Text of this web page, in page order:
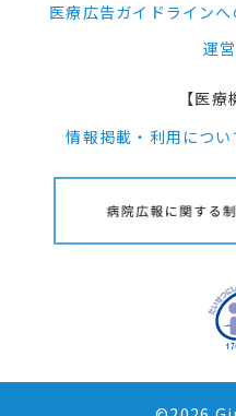
医療広告ガイドライン
運
【医療
情報掲載・利用につ